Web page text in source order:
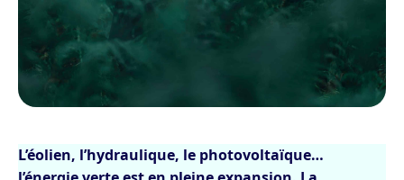
L’éolien, l’hydraulique, le photovoltaïque…